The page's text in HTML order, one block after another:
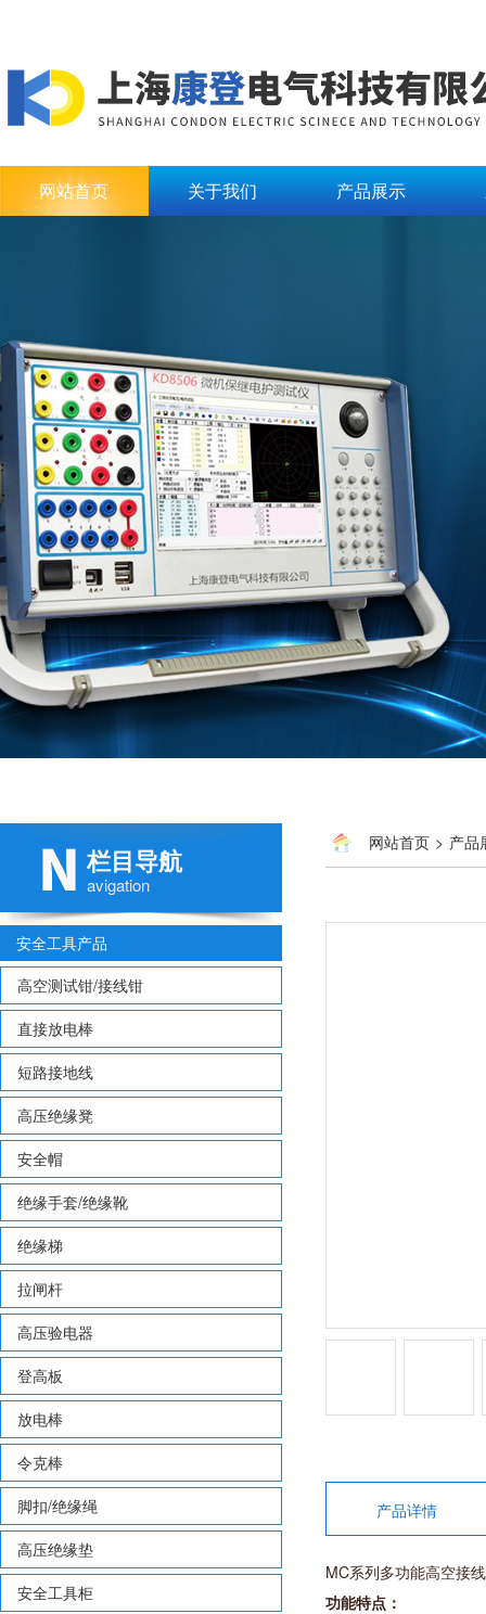
网站首页 关于我们 产品展示
栏目导航
avigation
安全工具产品
高空测试钳/接线钳
直接放电棒
短路接地线
高压绝缘凳
安全帽
绝缘手套/绝缘靴
绝缘梯
拉闸杆
高压验电器
登高板
放电棒
令克棒
脚扣/绝缘绳
高压绝缘垫
安全工具柜
网站首页 > 产品
产品详情
MC系列多功能高空接
功能特点：